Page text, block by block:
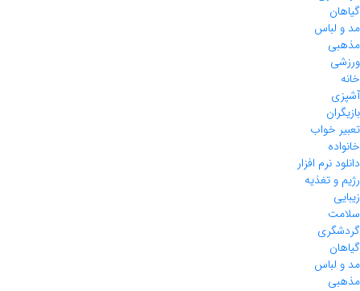
گیاهان
مد و لباس
مذهبی
ورزشی
خانه
آشپزی
بازیگران
تعبیر خواب
خانواده
دانلود نرم افزار
رژیم و تغذیه
زیبایی
سلامت
گردشگری
گیاهان
مد و لباس
مذهبی